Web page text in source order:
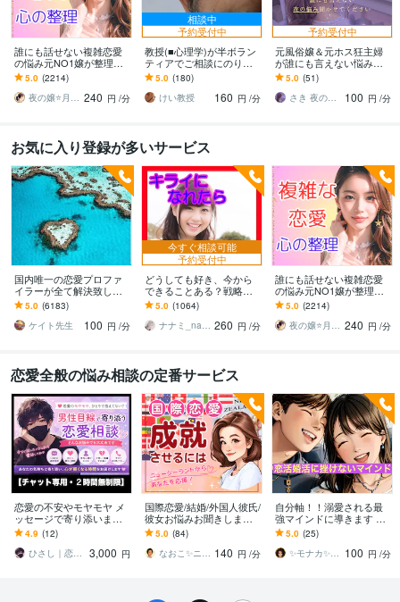
誰にも話せない複雑恋愛
の悩み元NO1嬢が整理し
ます 夜職女性への恋・夜
職恋愛・不倫・片思い・
年の差・遠距離・失恋
5.0 (2214)
夜の嬢⭐月島みと｜複雑恋愛カウンセラー 240 円 /分
相談中
予約受付中
教授(■心理学)が半ボラン
ティアでご相談にのりま
す プロカウンセリングや
経験者アドバイス等では
解決不可の方へも。
5.0 (180)
けい教授
160 円 /分
予約受付中
元風俗嬢＆元ホス狂主婦
が誰にも言えない悩み聴
きます 不倫・レス・性
癖・ホスト依存など誰に
も言えない悩み聴かせて
5.0 (51)
さき 夜の保健室
100 円 /分
お気に入り登録が多いサービス
国内唯一の恋愛プロファ
イラーが全て解決致しま
す 恋愛・片想い・夫婦etc
どんな悩みでも解決でき
ます！
5.0 (6183)
ケイト先生
100 円 /分
今すぐ相談可能
予約受付中
どうしても好き、今から
できることある？戦略立
てます 可能性を上げる作
業をしましょう⭐️具体的な
次の一手を考えます
5.0 (1064)
ナナミ_nanami 260 円 /分
誰にも話せない複雑恋愛
の悩み元NO1嬢が整理し
ます 夜職女性への恋・夜
職恋愛・不倫・片思い・
年の差・遠距離・失恋
5.0 (2214)
夜の嬢⭐月島みと｜複雑恋愛カウンセラー 240 円 /分
恋愛全般の悩み相談の定番サービス
恋愛の不安やモヤモヤ メ
ッセージで寄り添います
【女性限定☘️いつでも気
軽に話してね♪】
4.9 (12)
ひさし｜恋愛相談・話し相手
3,000 円
国際恋愛/結婚/外国人彼氏/
彼女お悩みお聞きします
遠距離の辛さ、依存・失
恋・不安・アプリ・夫婦
問題・復縁etc
5.0 (84)
なおこ✨ニュージーランドNo1鑑定士✨ 140 円 /分
自分軸！！溺愛される最
強マインドに導きます 恋
愛に翻弄される人生に終
止符この先一生愛され続
けるあなたに
5.0 (25)
✨️モナカ✨️‖救急パワーチャージ❣️ 100 円 /分